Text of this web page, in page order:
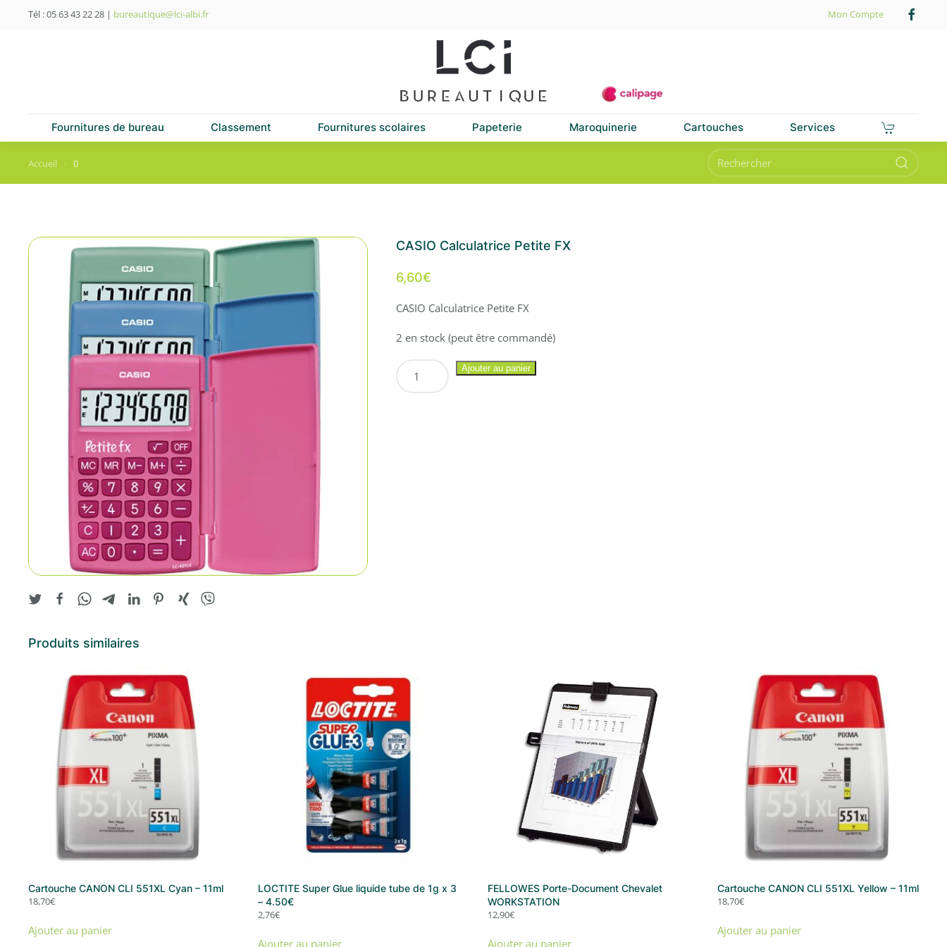
Tél : 05 63 43 22 28 | bureautique@lci-albi.fr Mon Compte
Fournitures de bureau Classement Fournitures scolaires Papeterie Maroquinerie Cartouches Services
Accueil 0
CASIO Calculatrice Petite FX
6,60€
CASIO Calculatrice Petite FX
2 en stock (peut être commandé)
Ajouter au panier
Produits similaires
Cartouche CANON CLI 551XL Cyan – 11ml
18,70€
Ajouter au panier
LOCTITE Super Glue liquide tube de 1g x 3
– 4.50€
2,76€
Ajouter au panier
FELLOWES Porte-Document Chevalet
WORKSTATION
12,90€
Ajouter au panier
Cartouche CANON CLI 551XL Yellow – 11ml
18,70€
Ajouter au panier